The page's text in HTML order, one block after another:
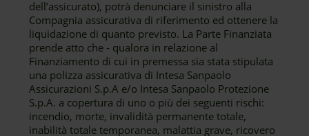
dell’assicurato), potrà denunciare il sinistro alla
Compagnia assicurativa di riferimento ed ottenere la
liquidazione di quanto previsto. La Parte Finanziata
prende atto che - qualora in relazione al
Finanziamento di cui in premessa sia stata stipulata
una polizza assicurativa di Intesa Sanpaolo
Assicurazioni S.p.A e/o Intesa Sanpaolo Protezione
S.p.A. a copertura di uno o più dei seguenti rischi:
incendio, morte, invalidità permanente totale,
inabilità totale temporanea, malattia grave, ricovero